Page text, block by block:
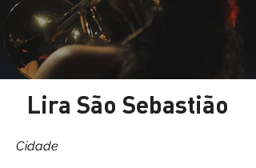
Lira São Sebastião
Cidade